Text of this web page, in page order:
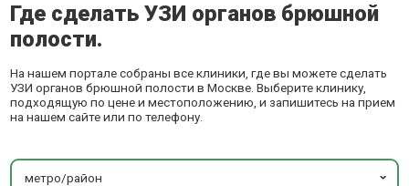
Где сделать УЗИ органов брюшной
полости.
На нашем портале собраны все клиники, где вы можете сделать
УЗИ органов брюшной полости в Москве. Выберите клинику,
подходящую по цене и местоположению, и запишитесь на прием
на нашем сайте или по телефону.
метро/район